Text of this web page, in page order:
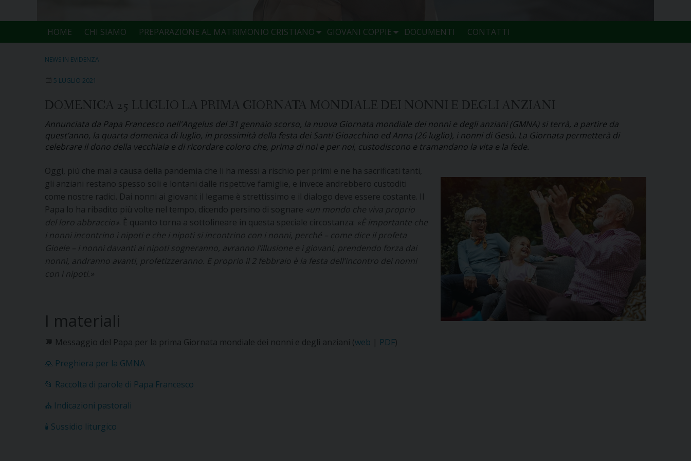
HOME CHI SIAMO PREPARAZIONE AL MATRIMONIO CRISTIANO GIOVANI COPPIE DOCUMENTI CONTATTI
NEWS IN EVIDENZA
5 LUGLIO 2021
DOMENICA 25 LUGLIO LA PRIMA GIORNATA MONDIALE DEI NONNI E DEGLI ANZIANI
Annunciata da Papa Francesco nell'Angelus del 31 gennaio scorso, la nuova Giornata mondiale dei nonni e degli anziani (GMNA) si terrà, a partire da
quest’anno, la quarta domenica di luglio, in prossimità della festa dei Santi Gioacchino ed Anna (26 luglio), i nonni di Gesù. La Giornata permetterà di
celebrare il dono della vecchiaia e di ricordare coloro che, prima di noi e per noi, custodiscono e tramandano la vita e la fede.
Oggi, più che mai a causa della pandemia che li ha messi a rischio per primi e ne ha sacrificati tanti,
gli anziani restano spesso soli e lontani dalle rispettive famiglie, e invece andrebbero custoditi
come nostre radici. Dai nonni ai giovani: il legame è strettissimo e il dialogo deve essere costante. Il
Papa lo ha ribadito più volte nel tempo, dicendo persino di sognare «un mondo che viva proprio
del loro abbraccio». È quanto torna a sottolineare in questa speciale circostanza: «È importante che
i nonni incontrino i nipoti e che i nipoti si incontrino con i nonni, perché – come dice il profeta
Gioele – i nonni davanti ai nipoti sogneranno, avranno l’illusione e i giovani, prendendo forza dai
nonni, andranno avanti, profetizzeranno. E proprio il 2 febbraio è la festa dell’incontro dei nonni
con i nipoti.»
I materiali
💬 Messaggio del Papa per la prima Giornata mondiale dei nonni e degli anziani (web | PDF)
🙏 Preghiera per la GMNA
📂 Raccolta di parole di Papa Francesco
⛪ Indicazioni pastorali
🕯️ Sussidio liturgico